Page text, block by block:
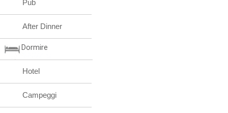
Pub
After Dinner
Dormire
Hotel
Campeggi